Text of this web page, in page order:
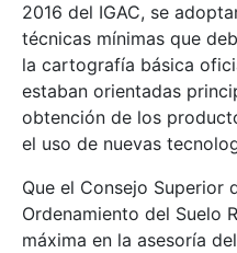
2016 del IGAC, se
técnicas mínimas que
la cartografía básica
estaban orientadas
obtención de los
el uso de nuevas
Que el Consejo Superior
Ordenamiento del Suelo
máxima en la asesoría